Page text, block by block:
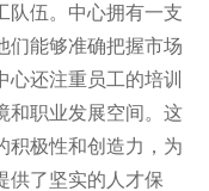
队伍。中心拥有一支
们能够准确把握市场
还注重员工的培训
和职业发展空间。这
积极性和创造力，为
供了坚实的人才保